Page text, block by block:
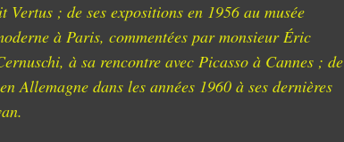
; de ses expositions en 1956 au musée
à Paris, commentées par monsieur Éric
à sa rencontre avec Picasso à Cannes ; de
Allemagne dans les années 1960 à ses dernières